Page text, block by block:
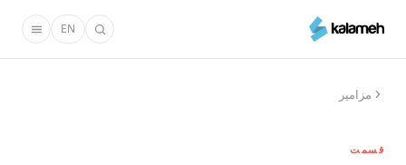
محتوای
EN
مزامیر
قسمت